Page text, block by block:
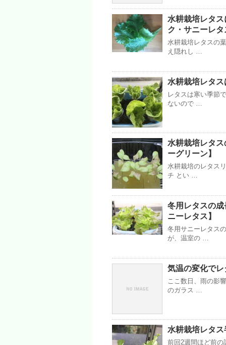
水耕栽培レタ
ク・サニーレタ
水耕栽培レタスの
え隠れし …
水耕栽培レタス
レタスは寒い季節
ないので …
水耕栽培レタ
ーグリーン】
水耕栽培のレタス
チ とい …
冬用レタスの
ニーレタス】
冬用サニーレタス
が、温室の …
気温の変化で
ここ数日、雨の影
のガラス …
水耕栽培レタス
前回2週間ほど前の